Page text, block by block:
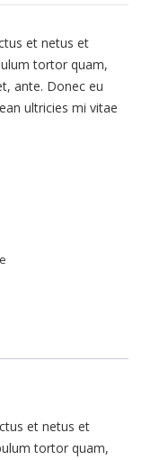
et netus et
tortor quam,
ante. Donec eu
ultricies mi vitae
et netus et
tortor quam,